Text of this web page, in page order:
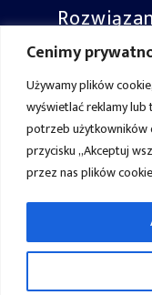
Cenimy
Używamy plików
wyświetlać reklamy
potrzeb użytkowników
przycisku „Akceptuj
przez nas plików
Dołącz
Usługi
Rozwiązania
Realizacje
Oferta dla
Szanowni
kwietnia
danych
plików